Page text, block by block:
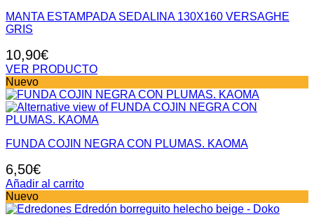
MANTA ESTAMPADA SEDALINA 130X160 VERSAGHE
GRIS
10,90€
VER PRODUCTO
Nuevo
FUNDA COJIN NEGRA CON PLUMAS. KAOMA
6,50€
Añadir al carrito
Nuevo